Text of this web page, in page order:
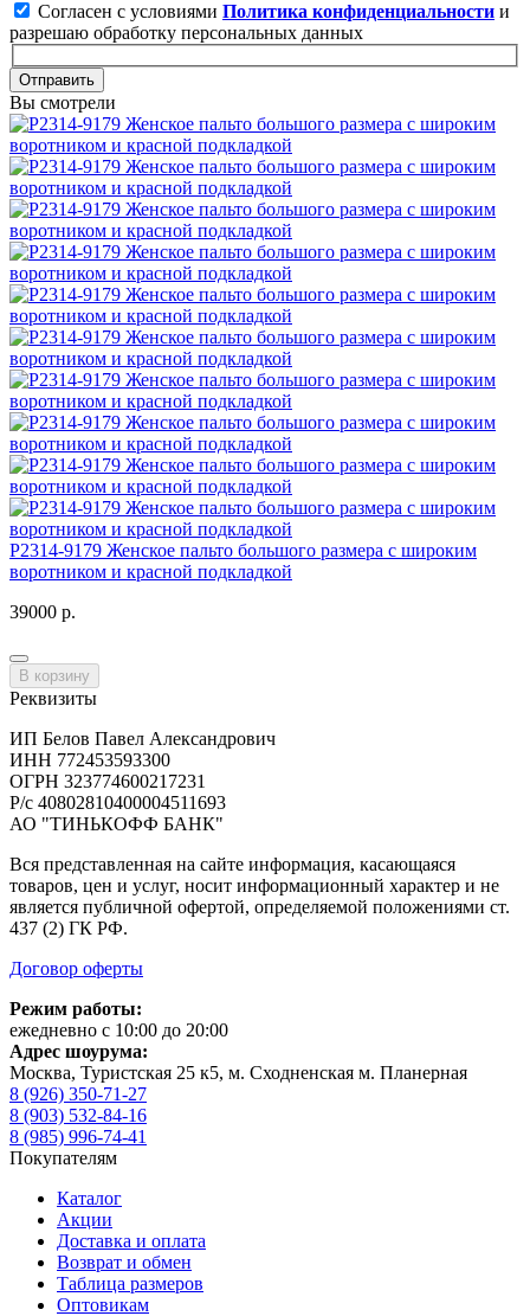
Согласен с условиями Политика конфиденциальности и
разрешаю обработку персональных данных
Отправить
Вы смотрели
P2314-9179 Женское пальто большого размера с широким
воротником и красной подкладкой
39000 р.
В корзину
Реквизиты
ИП Белов Павел Александрович
ИНН 772453593300
ОГРН 323774600217231
Р/с 40802810400004511693
АО "ТИНЬКОФФ БАНК"
Вся представленная на сайте информация, касающаяся
товаров, цен и услуг, носит информационный характер и не
является публичной офертой, определяемой положениями ст.
437 (2) ГК РФ.
Договор оферты
Режим работы:
ежедневно с 10:00 до 20:00
Адрес шоурума:
Москва, Туристская 25 к5, м. Сходненская м. Планерная
8 (926) 350-71-27
8 (903) 532-84-16
8 (985) 996-74-41
Покупателям
Каталог
Акции
Доставка и оплата
Возврат и обмен
Таблица размеров
Оптовикам